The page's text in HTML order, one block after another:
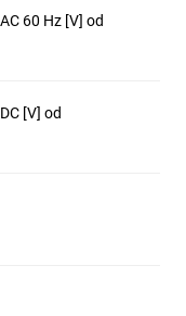
60 Hz [V] od
[V] od